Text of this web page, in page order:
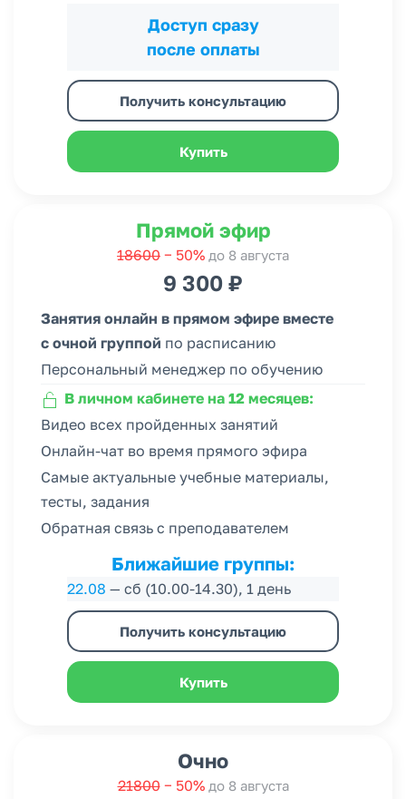
Доступ сразу
после оплаты
Получить консультацию
Купить
Прямой эфир
18600 − 50% до 8 августа
9 300 ₽
Занятия онлайн в прямом эфире вместе
с очной группой по расписанию
Персональный менеджер по обучению
В личном кабинете на 12 месяцев:
Видео всех пройденных занятий
Онлайн-чат во время прямого эфира
Самые актуальные учебные материалы,
тесты, задания
Обратная связь с преподавателем
Ближайшие группы:
22.08 — сб (10.00-14.30), 1 день
Получить консультацию
Купить
Очно
21800− 50% до 8 августа